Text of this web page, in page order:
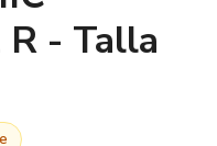
R - Talla